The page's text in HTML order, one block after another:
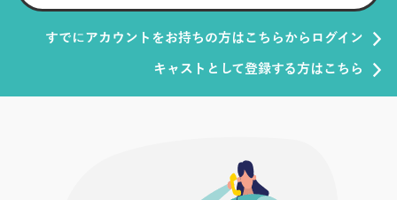
すでにアカウントをお持ちの方はこちらからログイン
キャストとして登録する方はこちら